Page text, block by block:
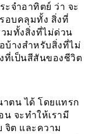
จำอาทิตย์ ว่า จะ
อบคลุมทั้ง สิ่งที่
มทั้งสิ่งที่ไม่ด่วน
บ้างสำหรับสิ่งที่ไม่
ที่เป็นสีสันของชีวิต
ตน ได้ โดยแทรก
จะทำให้เรามี
จิต และความ